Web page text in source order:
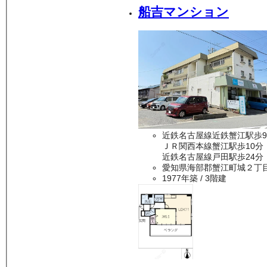
船吉マンション
近鉄名古屋線近鉄蟹江駅歩
ＪＲ関西本線蟹江駅歩10分
近鉄名古屋線戸田駅歩24分
愛知県海部郡蟹江町城２丁
1977年築 / 3階建